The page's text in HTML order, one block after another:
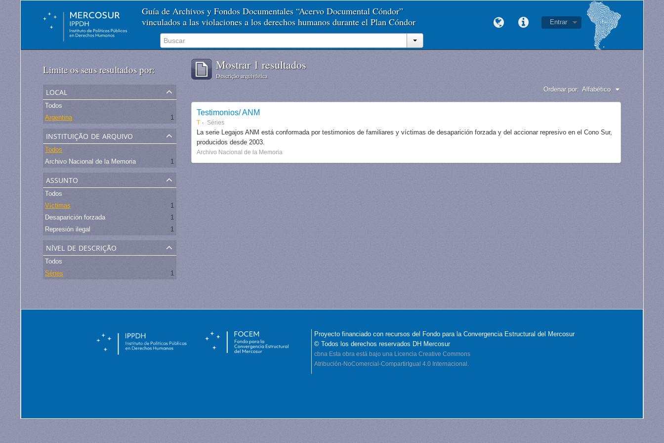
Guía de Archivos y Fondos Documentales “Acervo Documental Cóndor”
vinculados a las violaciones a los derechos humanos durante el Plan Cóndor
Entrar
Limite os seus resultados por:
local
Todos
Argentina
1
instituição de arquivo
Todos
Archivo Nacional de la Memoria
1
assunto
Todos
Víctimas
1
Desaparición forzada
1
Represión ilegal
1
nível de descrição
Todos
Séries
1
Mostrar 1 resultados
Descrição arquivística
Ordenar por: Alfabético
Testimonios/ ANM
T Séries
La serie Legajos ANM está conformada por testimonios de familiares y víctimas de desaparición forzada y del accionar represivo en el Cono Sur,
producidos desde 2003.
Archivo Nacional de la Memoria
Proyecto financiado con recursos del Fondo para la Convergencia Estructural del Mercosur
© Todos los derechos reservados DH Mercosur
cbna Esta obra está bajo una Licencia Creative Commons
Atribución-NoComercial-CompartirIgual 4.0 Internacional.